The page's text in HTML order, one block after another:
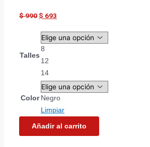
$990 $ 693
Talles
8
12
14
Color Negro
Limpiar
Añadir al carrito